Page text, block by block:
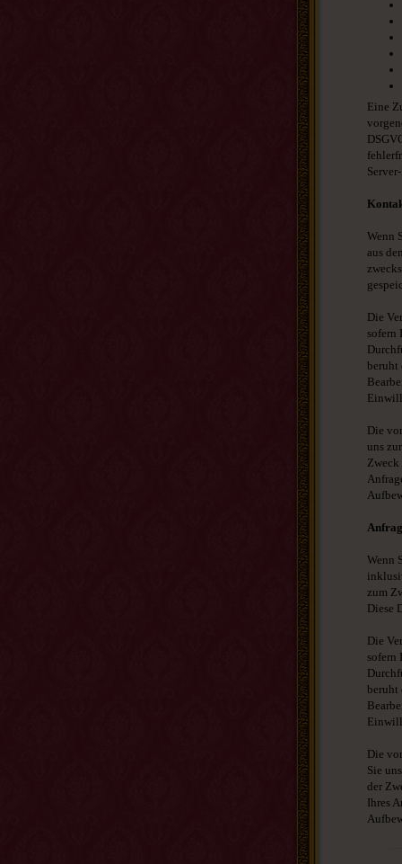
Eine
Wenn
aus
Die
sofern
beruht
Die
uns
Zweck
Wenn
zum
Diese
Die
sofern
beruht
Die
Sie
der
Ihres